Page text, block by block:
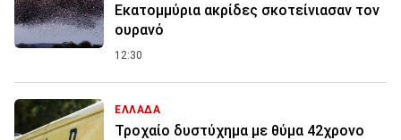
Εκατομμύρια ακρίδες σκοτείνιασαν τον
ουρανό
12:30
ΕΛΛΑΔΑ
Τροχαίο δυστύχημα με θύμα 42χρονο